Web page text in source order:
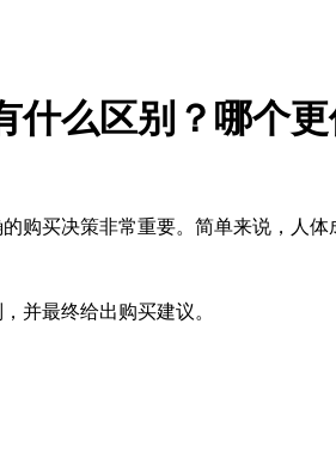
么区别？哪个更
购买决策非常重要。简单来说，人
并最终给出购买建议。